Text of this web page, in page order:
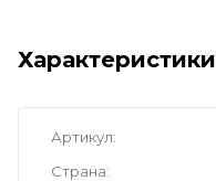
Характеристики
Артикул
Страна